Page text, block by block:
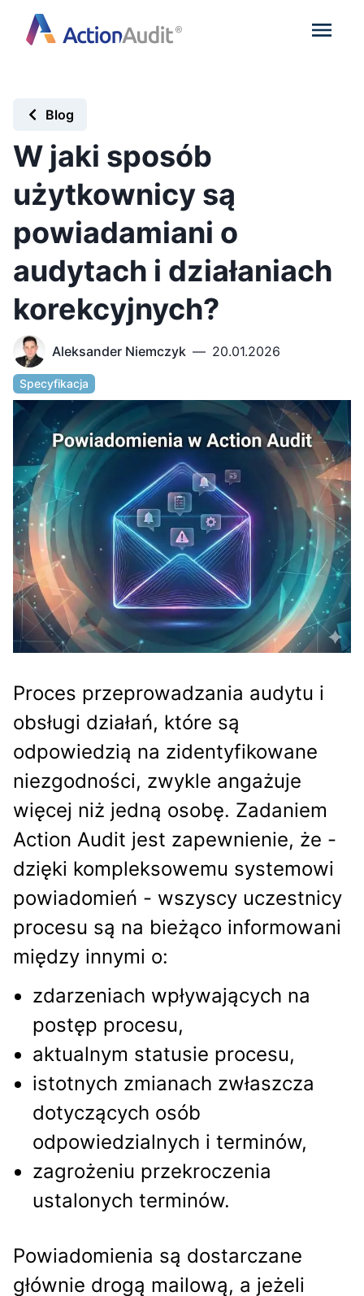
Blog
W jaki sposób
użytkownicy są
powiadamiani o
audytach i działaniach
korekcyjnych?
Aleksander Niemczyk — 20.01.2026
Specyfikacja
Proces przeprowadzania audytu i
obsługi działań, które są
odpowiedzią na zidentyfikowane
niezgodności, zwykle angażuje
więcej niż jedną osobę. Zadaniem
Action Audit jest zapewnienie, że -
dzięki kompleksowemu systemowi
powiadomień - wszyscy uczestnicy
procesu są na bieżąco informowani
między innymi o:
zdarzeniach wpływających na
postęp procesu,
aktualnym statusie procesu,
istotnych zmianach zwłaszcza
dotyczących osób
odpowiedzialnych i terminów,
zagrożeniu przekroczenia
ustalonych terminów.
Powiadomienia są dostarczane
głównie drogą mailową, a jeżeli